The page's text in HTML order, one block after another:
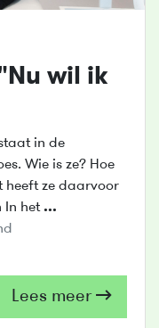
wil ik
in de
Wie is ze? Hoe
heeft ze daarvoor
In het...
Lees meer